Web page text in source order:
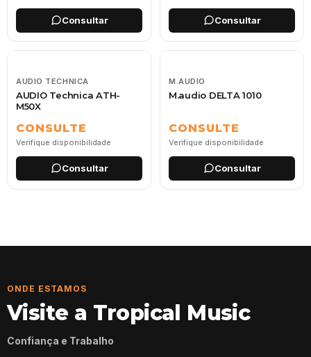
Consultar Consultar
AUDIO TECHNICA
AUDIO Technica ATH-
M50X
CONSULTE
Verifique disponibilidade
Consultar
M.AUDIO
M.audio DELTA 1010
CONSULTE
Verifique disponibilidade
Consultar
ONDE ESTAMOS
Visite a Tropical Music
Confiança e Trabalho